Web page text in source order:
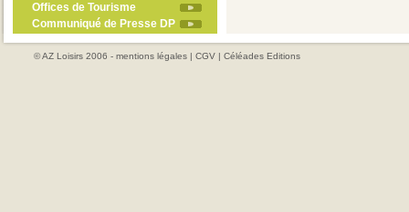
Offices de Tourisme
Communiqué de Presse DP
© AZ Loisirs 2006 - mentions légales | CGV | Céléades Editions